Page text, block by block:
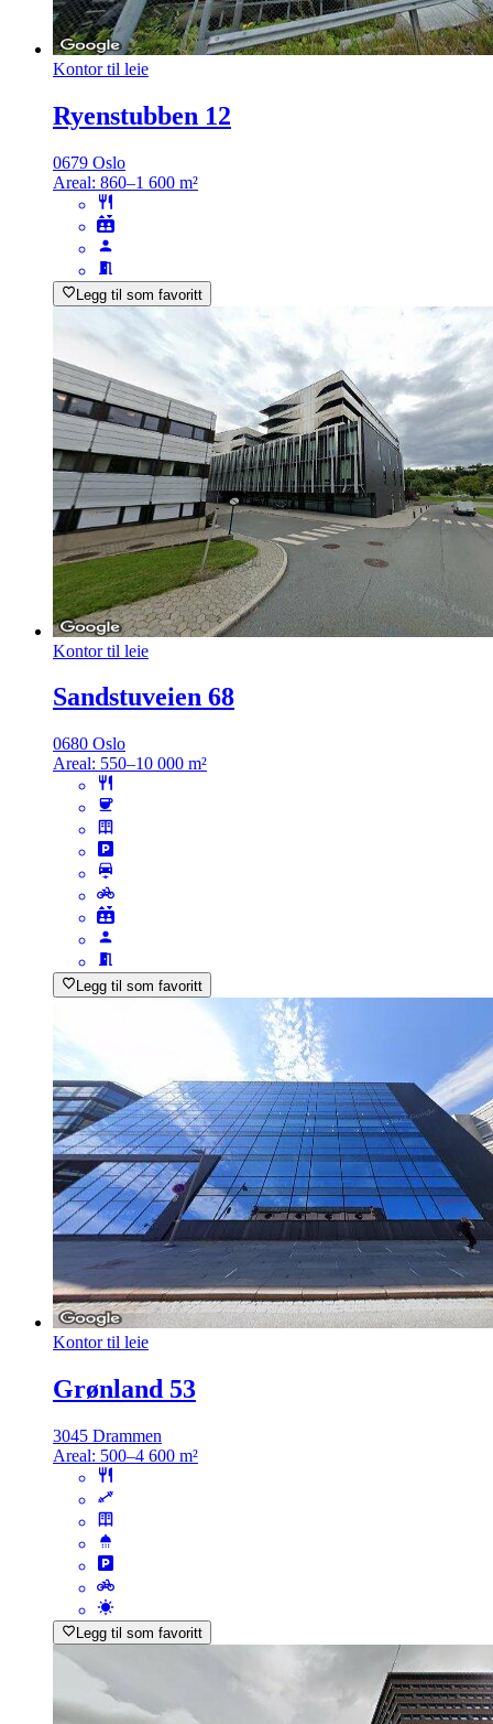
Kontor til leie
Ryenstubben 12
0679 Oslo
Areal: 860–1 600 m²
Legg til som favoritt
Kontor til leie
Sandstuveien 68
0680 Oslo
Areal: 550–10 000 m²
Legg til som favoritt
Kontor til leie
Grønland 53
3045 Drammen
Areal: 500–4 600 m²
Legg til som favoritt